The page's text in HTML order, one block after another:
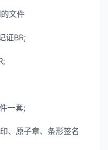
文件
证BR;
一套;
原子章、条形签名